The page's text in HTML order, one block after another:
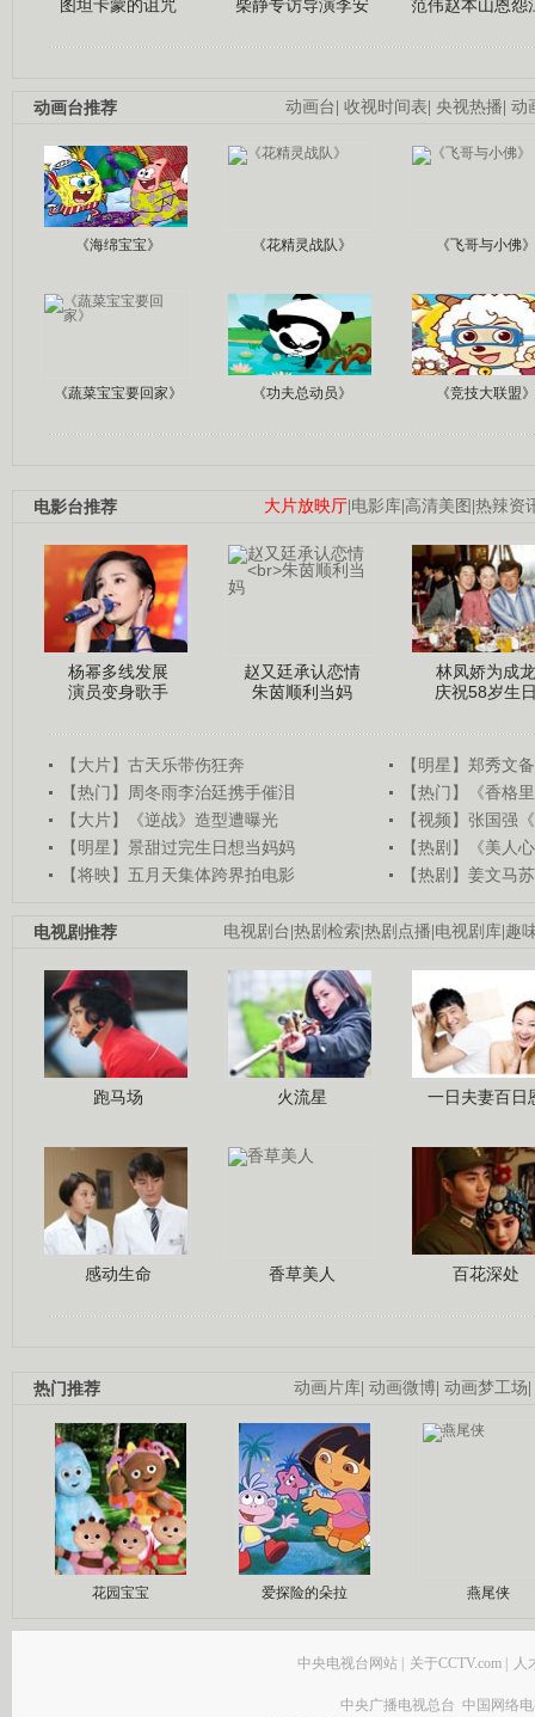
图坦卡蒙的诅咒 柴静专访导演李安 范伟赵本山恩怨
动画台 收视时间表 央视热播 动
动画台推荐
《海绵宝宝》 《花精灵战队》 《飞哥与小佛》
《蔬菜宝宝要回家》 《功夫总动员》 《竞技大联盟》
大片放映厅 电影库 高清美图 热辣资
电影台推荐
杨幂多线发展
演员变身歌手
赵又廷承认恋情
朱茵顺利当妈
林凤娇为成龙
庆祝58岁生
【大片】古天乐带伤狂奔
【明星】郑秀文
【热门】周冬雨李治廷携手催泪
【热门】《香格
【大片】《逆战》造型遭曝光
【视频】张国强
【明星】景甜过完生日想当妈妈
【热剧】《美人
【将映】五月天集体跨界拍电影
【热剧】姜文马
电视剧台 热剧检索 热剧点播 电视剧库 趣
电视剧推荐
跑马场 火流星 一日夫妻百日
感动生命 香草美人 百花深处
动画片库 动画微博 动画梦工场
热门推荐
花园宝宝 爱探险的朵拉 燕尾侠
中央电视台网站 关于CCTV.com 人
中央广播电视总台 中国网络